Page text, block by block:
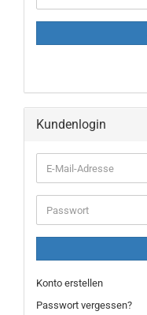
Mail
Kundenlogin
E-
Mail-
Adresse
Passwort
Konto erstellen
Passwort vergessen?